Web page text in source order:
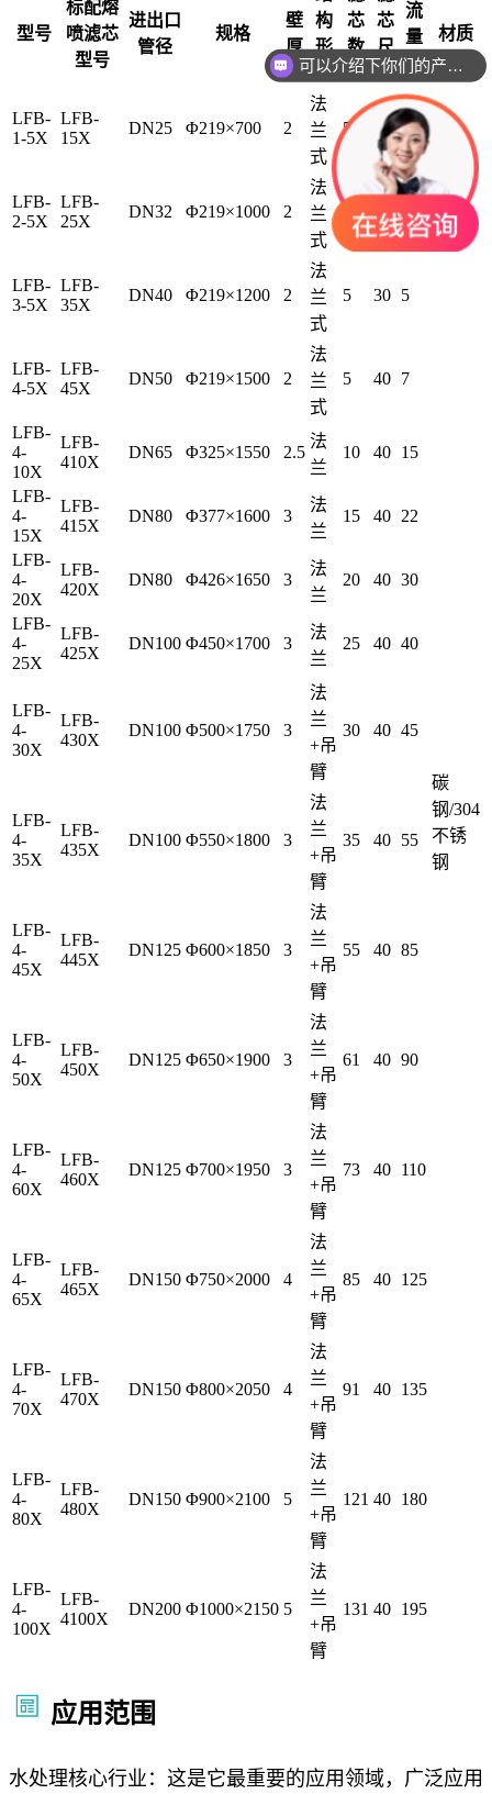
型号
标配熔
喷滤芯
型号
进出口
管径
规格
壁
厚
构
形
式
芯
数
量
芯
尺
寸
流
量
t/h
材质
LFB-
1-5X
LFB-
15X
DN25 Φ219×700 2
法
兰
式
5 10 1.5
碳
钢/304
不锈
钢
LFB-
2-5X
LFB-
25X
DN32 Φ219×1000 2
法
兰
式
20 3
LFB-
3-5X
LFB-
35X
DN40 Φ219×1200 2
法
兰
式
5 30 5
LFB-
4-5X
LFB-
45X
DN50 Φ219×1500 2
法
兰
式
5 40 7
LFB-
4-
10X
LFB-
410X
DN65 Φ325×1550 2.5
法
兰
10 40 15
LFB-
4-
15X
LFB-
415X
DN80 Φ377×1600 3
法
兰
15 40 22
LFB-
4-
20X
LFB-
420X
DN80 Φ426×1650 3
法
兰
20 40 30
LFB-
4-
25X
LFB-
425X
DN100 Φ450×1700 3
法
兰
25 40 40
LFB-
4-
30X
LFB-
430X
DN100 Φ500×1750 3
法
兰
+吊
臂
30 40 45
LFB-
4-
35X
LFB-
435X
DN100 Φ550×1800 3
法
兰
+吊
臂
35 40 55
LFB-
4-
45X
LFB-
445X
DN125 Φ600×1850 3
法
兰
+吊
臂
55 40 85
LFB-
4-
50X
LFB-
450X
DN125 Φ650×1900 3
法
兰
+吊
臂
61 40 90
LFB-
4-
60X
LFB-
460X
DN125 Φ700×1950 3
法
兰
+吊
臂
73 40 110
LFB-
4-
65X
LFB-
465X
DN150 Φ750×2000 4
法
兰
+吊
臂
85 40 125
LFB-
4-
70X
LFB-
470X
DN150 Φ800×2050 4
法
兰
+吊
臂
91 40 135
LFB-
4-
80X
LFB-
480X
DN150 Φ900×2100 5
法
兰
+吊
臂
121 40 180
LFB-
4-
100X
LFB-
4100X
DN200 Φ1000×2150 5
法
兰
+吊
臂
131 40 195
应用范围
水处理核心行业：这是它最重要的应用领域，广泛应用
可以介绍下你们的产品么